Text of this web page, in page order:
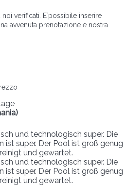
verificati. E`possibile inserire
avvenuta prenotazione e nostra
und technologisch super. Die
ist super. Der Pool ist groß genug
und gewartet.
und technologisch super. Die
ist super. Der Pool ist groß genug
und gewartet.